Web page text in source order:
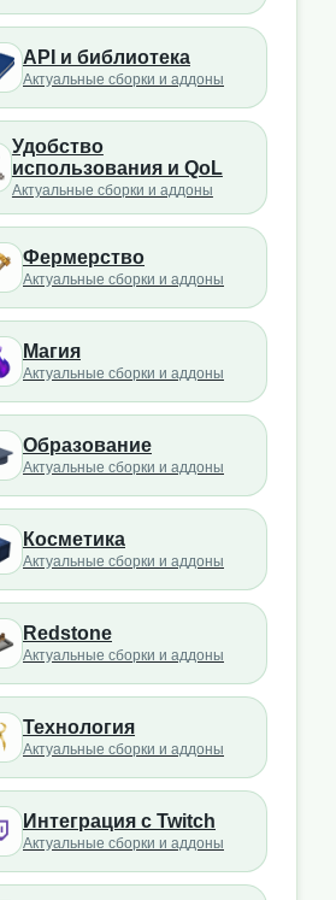
API и библиотека
Актуальные сборки и аддоны
Удобство
использования и QoL
Актуальные сборки и аддоны
Фермерство
Актуальные сборки и аддоны
Магия
Актуальные сборки и аддоны
Образование
Актуальные сборки и аддоны
Косметика
Актуальные сборки и аддоны
Redstone
Актуальные сборки и аддоны
Технология
Актуальные сборки и аддоны
Интеграция с Twitch
Актуальные сборки и аддоны